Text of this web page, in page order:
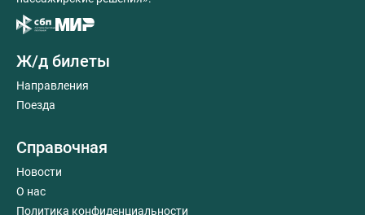
Ж/д билеты
Направления
Поезда
Справочная
Новости
О нас
Политика конфиденциальности